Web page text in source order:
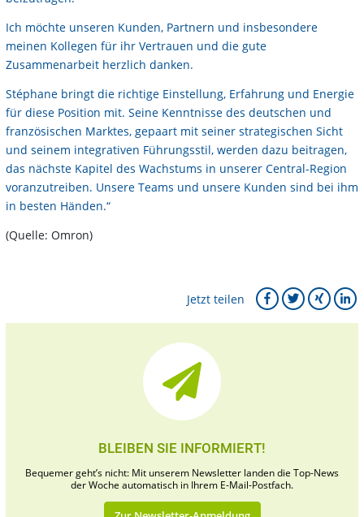
Ich möchte unseren Kunden, Partnern und insbesondere
meinen Kollegen für ihr Vertrauen und die gute
Zusammenarbeit herzlich danken.
Stéphane bringt die richtige Einstellung, Erfahrung und Energie
für diese Position mit. Seine Kenntnisse des deutschen und
französischen Marktes, gepaart mit seiner strategischen Sicht
und seinem integrativen Führungsstil, werden dazu beitragen,
das nächste Kapitel des Wachstums in unserer Central-Region
voranzutreiben. Unsere Teams und unsere Kunden sind bei ihm
in besten Händen.“
(Quelle: Omron)
Jetzt teilen
BLEIBEN SIE INFORMIERT!
Bequemer geht’s nicht: Mit unserem Newsletter landen die Top-News
der Woche automatisch in Ihrem E-Mail-Postfach.